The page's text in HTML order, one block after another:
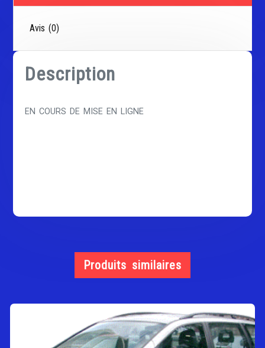
Avis (0)
Description
EN COURS DE MISE EN LIGNE
Produits similaires